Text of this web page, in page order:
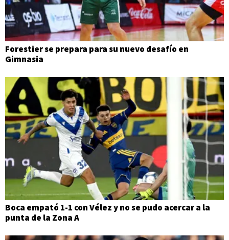
Forestier se prepara para su nuevo desafío en
Gimnasia
Boca empató 1-1 con Vélez y no se pudo acercar a la
punta de la Zona A